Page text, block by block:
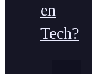
en
Tech?